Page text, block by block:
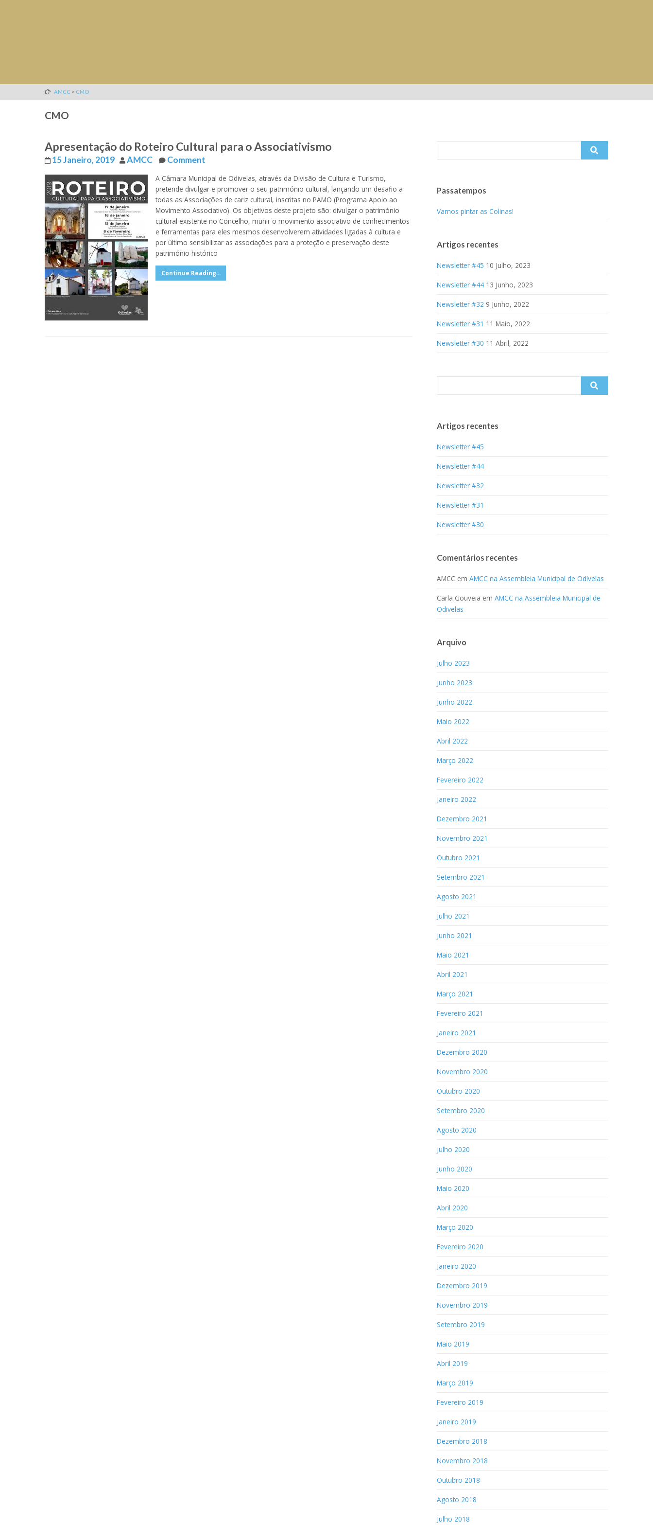
AMCC > CMO
CMO
Apresentação do Roteiro Cultural para o Associativismo
15 Janeiro, 2019 AMCC Comment
A Câmara Municipal de Odivelas, através da Divisão de Cultura e Turismo,
pretende divulgar e promover o seu património cultural, lançando um desafio a
todas as Associações de cariz cultural, inscritas no PAMO (Programa Apoio ao
Movimento Associativo). Os objetivos deste projeto são: divulgar o património
cultural existente no Concelho, munir o movimento associativo de conhecimentos
e ferramentas para eles mesmos desenvolverem atividades ligadas à cultura e
por último sensibilizar as associações para a proteção e preservação deste
património histórico
Continue Reading...
Passatempos
Vamos pintar as Colinas!
Artigos recentes
Newsletter #45 10 Julho, 2023
Newsletter #44 13 Junho, 2023
Newsletter #32 9 Junho, 2022
Newsletter #31 11 Maio, 2022
Newsletter #30 11 Abril, 2022
Artigos recentes
Newsletter #45
Newsletter #44
Newsletter #32
Newsletter #31
Newsletter #30
Comentários recentes
AMCC em AMCC na Assembleia Municipal de Odivelas
Carla Gouveia em AMCC na Assembleia Municipal de
Odivelas
Arquivo
Julho 2023
Junho 2023
Junho 2022
Maio 2022
Abril 2022
Março 2022
Fevereiro 2022
Janeiro 2022
Dezembro 2021
Novembro 2021
Outubro 2021
Setembro 2021
Agosto 2021
Julho 2021
Junho 2021
Maio 2021
Abril 2021
Março 2021
Fevereiro 2021
Janeiro 2021
Dezembro 2020
Novembro 2020
Outubro 2020
Setembro 2020
Agosto 2020
Julho 2020
Junho 2020
Maio 2020
Abril 2020
Março 2020
Fevereiro 2020
Janeiro 2020
Dezembro 2019
Novembro 2019
Setembro 2019
Maio 2019
Abril 2019
Março 2019
Fevereiro 2019
Janeiro 2019
Dezembro 2018
Novembro 2018
Outubro 2018
Agosto 2018
Julho 2018